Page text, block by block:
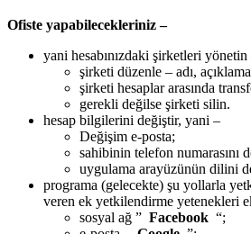
Ofiste yapabilecekleriniz –
yani hesabınızdaki şirketleri yönetin
şirketi düzenle – adı,
şirketi hesaplar arasında
gerekli değilse şirketi silin.
hesap bilgilerini değiştir, yani –
Değişim e-posta;
sahibinin telefon numarasını
uygulama arayüzünün dilini
programa (gelecekte) şu yollarla
veren ek yetkilendirme yetenekleri
sosyal ağ ” Facebook “;